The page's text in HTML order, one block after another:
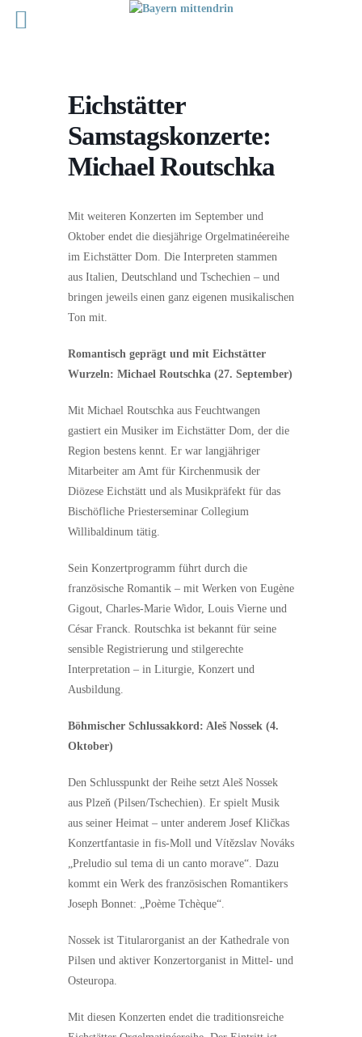
Eichstätter
Samstagskonzerte:
Michael Routschka
Mit weiteren Konzerten im September und
Oktober endet die diesjährige Orgelmatinéereihe
im Eichstätter Dom. Die Interpreten stammen
aus Italien, Deutschland und Tschechien – und
bringen jeweils einen ganz eigenen musikalischen
Ton mit.
Romantisch geprägt und mit Eichstätter
Wurzeln: Michael Routschka (27. September)
Mit Michael Routschka aus Feuchtwangen
gastiert ein Musiker im Eichstätter Dom, der die
Region bestens kennt. Er war langjähriger
Mitarbeiter am Amt für Kirchenmusik der
Diözese Eichstätt und als Musikpräfekt für das
Bischöfliche Priesterseminar Collegium
Willibaldinum tätig.
Sein Konzertprogramm führt durch die
französische Romantik – mit Werken von Eugène
Gigout, Charles-Marie Widor, Louis Vierne und
César Franck. Routschka ist bekannt für seine
sensible Registrierung und stilgerechte
Interpretation – in Liturgie, Konzert und
Ausbildung.
Böhmischer Schlussakkord: Aleš Nossek (4.
Oktober)
Den Schlusspunkt der Reihe setzt Aleš Nossek
aus Plzeň (Pilsen/Tschechien). Er spielt Musik
aus seiner Heimat – unter anderem Josef Kličkas
Konzertfantasie in fis-Moll und Vítězslav Nováks
„Preludio sul tema di un canto morave“. Dazu
kommt ein Werk des französischen Romantikers
Joseph Bonnet: „Poème Tchèque“.
Nossek ist Titularorganist an der Kathedrale von
Pilsen und aktiver Konzertorganist in Mittel- und
Osteuropa.
Mit diesen Konzerten endet die traditionsreiche